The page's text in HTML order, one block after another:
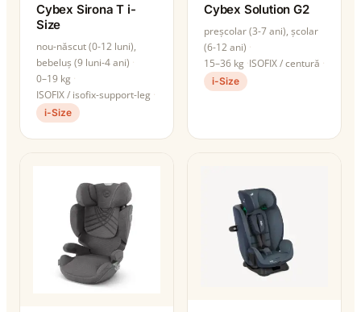
Cybex Sirona T i-
Size
nou-născut (0-12 luni),
bebeluș (9 luni-4 ani)
0–19 kg
ISOFIX / isofix-support-leg
i-Size
Cybex Solution G2
preșcolar (3-7 ani), școlar
(6-12 ani)
15–36 kg ISOFIX / centură
i-Size